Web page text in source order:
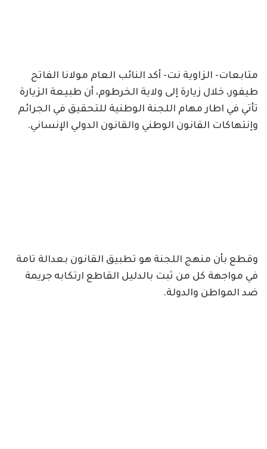
متابعات- الزاوية نت- أكد النائب العام مولانا الفاتح
طيفور، خلال زيارة إلى ولاية الخرطوم، أن طبيعة الزيارة
تأتي في اطار مهام اللجنة الوطنية للتحقيق في الجرائم
وإنتهاكات القانون الوطني والقانون الدولي الإنساني.
وقطع بأن منهج اللجنة هو تطبيق القانون بعدالة تامة
في مواجهة كل من ثبت بالدليل القاطع ارتكابه جريمة
ضد المواطن والدولة.